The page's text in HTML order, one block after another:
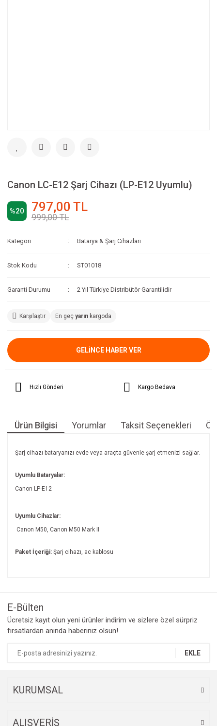
Canon LC-E12 Şarj Cihazı (LP-E12 Uyumlu)
%20 797,00 TL
999,00 TL
Kategori Batarya & Şarj Cihazları
Stok Kodu ST01018
Garanti Durumu 2 Yıl Türkiye Distribütör Garantilidir
Karşılaştır En geç yarın kargoda
GELİNCE HABER VER
Hızlı Gönderi Kargo Bedava
Ürün Bilgisi Yorumlar Taksit Seçenekleri
Şarj cihazı bataryanızı evde veya araçta güvenle şarj etmenizi sağlar.
Uyumlu Bataryalar:
Canon LP-E12
Uyumlu Cihazlar:
Canon M50, Canon M50 Mark II
Paket İçeriği: Şarj cihazı, ac kablosu
Ürün resmi kalitesiz, bozuk veya görüntülenemiyor.
Ürün açıklamasında eksik bilgiler bulunuyor.
E-Bülten
Ücretsiz kayıt olun yeni ürünler indirim ve sizlere özel sürpriz
fırsatlardan anında haberiniz olsun!
EKLE
KURUMSAL
ALIŞVERİŞ